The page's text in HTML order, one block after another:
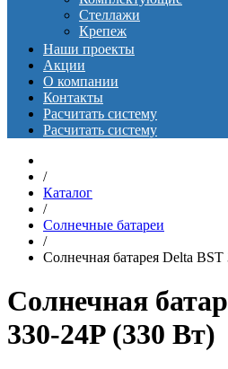
Стеллажи
Крепеж
Наши проекты
Акции
О компании
Контакты
Расчитать систему
Расчитать систему
/
Каталог
/
Солнечные батареи
/
Солнечная батарея Delta
Солнечная
330-24P (330 Вт)